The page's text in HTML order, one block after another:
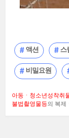
액션 스
비밀요원
아동ㆍ청소년성착취
불법촬영물등의 복제